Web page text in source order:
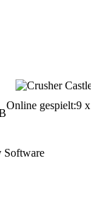
Software
Online gespielt:9 x